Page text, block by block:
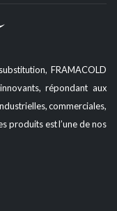
FRAMACOLD
répondant aux
commerciales,
produits est l’une de nos